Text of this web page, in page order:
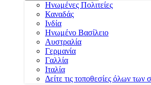
Ηνωμένες Πολιτείες
Καναδάς
Ινδία
Ηνωμένο Βασίλειο
Αυστραλία
Γερμανία
Γαλλία
Ιταλία
Δείτε τις τοποθεσίες όλων των